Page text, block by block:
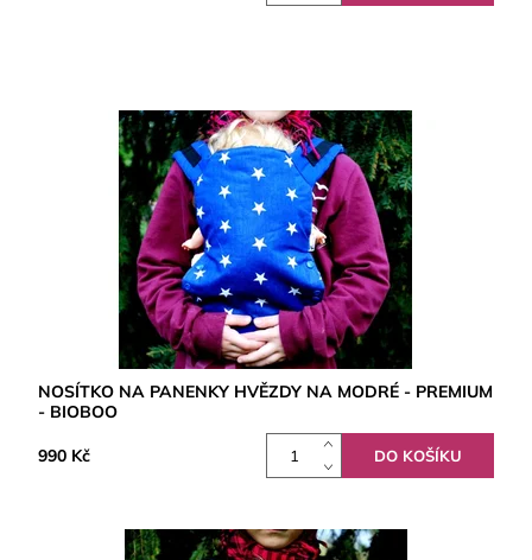
NOSÍTKO NA PANENKY HVĚZDY NA MODRÉ - PREMIUM
- BIOBOO
990 Kč